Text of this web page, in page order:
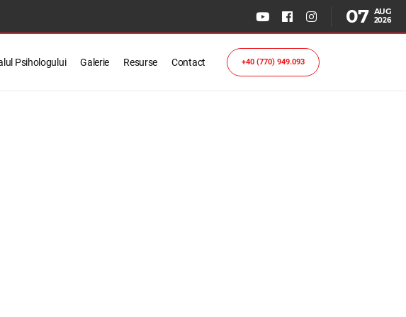
07 AUG
2026
Psihologului Galerie Resurse Contact +40 (770) 949.093